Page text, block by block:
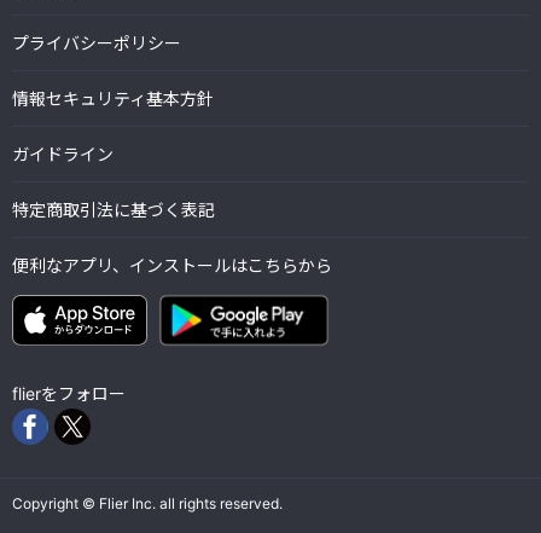
プライバシーポリシー
情報セキュリティ基本方針
ガイドライン
特定商取引法に基づく表記
便利なアプリ、インストールはこちらから
flierをフォロー
Copyright © Flier Inc. all rights reserved.